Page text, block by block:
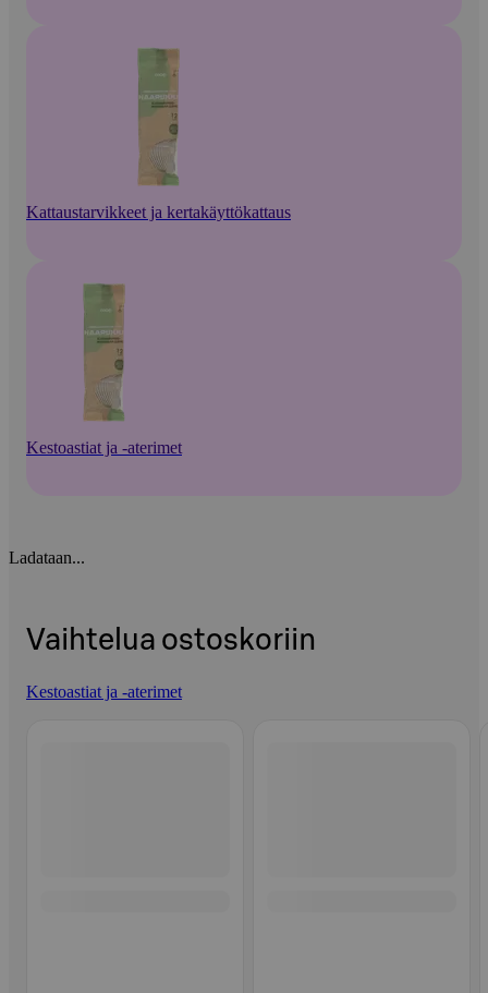
Kattaustarvikkeet ja kertakäyttökattaus
Kestoastiat ja -aterimet
Ladataan...
Vaihtelua ostoskoriin
Kestoastiat ja -aterimet